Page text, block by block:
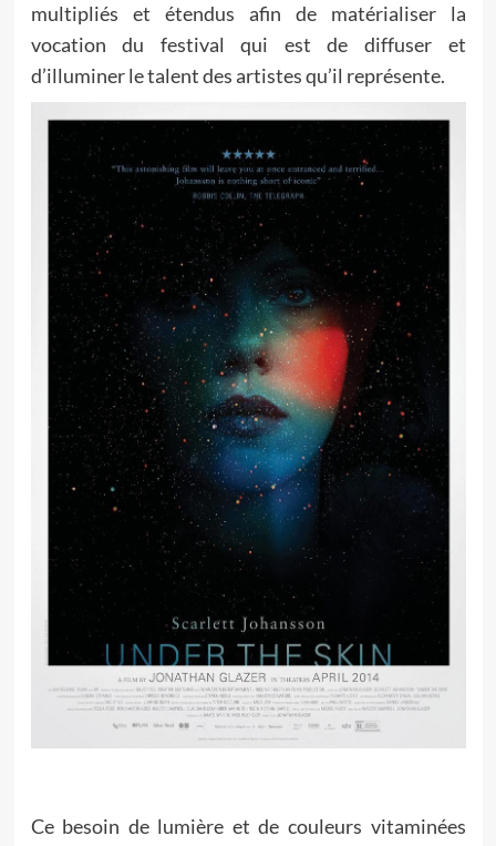
multipliés et étendus afin de matérialiser la
vocation du festival qui est de diffuser et
d’illuminer le talent des artistes qu’il représente.
Ce besoin de lumière et de couleurs vitaminées